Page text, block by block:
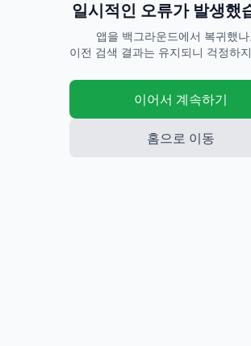
일시적인 오류가 발생했
앱을 백그라운드에서 복귀했나
이전 검색 결과는 유지되니 걱정하
이어서 계속하기
홈으로 이동